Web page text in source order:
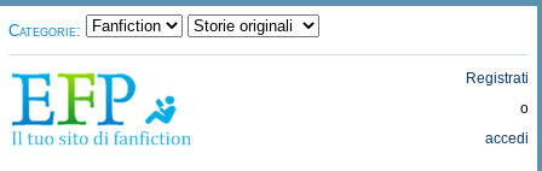
Categorie:
Registrati
o
accedi